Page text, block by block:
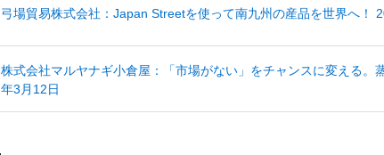
弓場貿易株式会社：Japan Streetを使って南九州の産品を世界へ！
株式会社マルヤナギ小倉屋：「市場がない」をチャンスに変える
年3月12日